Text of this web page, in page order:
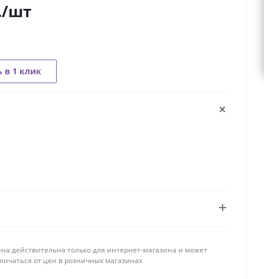
/шт
в 1 клик
действительна только для интернет-магазина и может
от цен в розничных магазинах